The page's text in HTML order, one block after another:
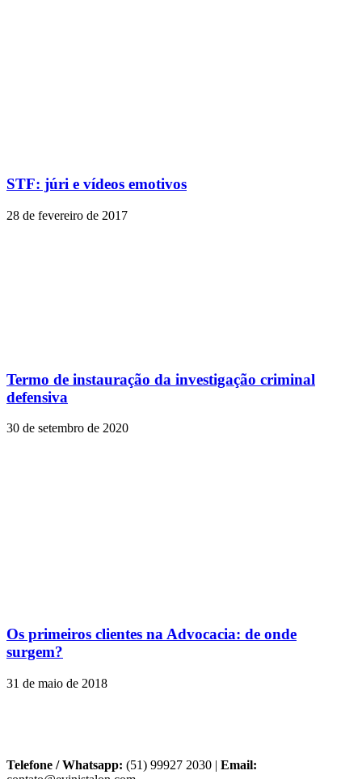
STF: júri e vídeos emotivos
28 de fevereiro de 2017
Termo de instauração da investigação criminal
defensiva
30 de setembro de 2020
Os primeiros clientes na Advocacia: de onde
surgem?
31 de maio de 2018
Telefone / Whatsapp: (51) 99927 2030 | Email: